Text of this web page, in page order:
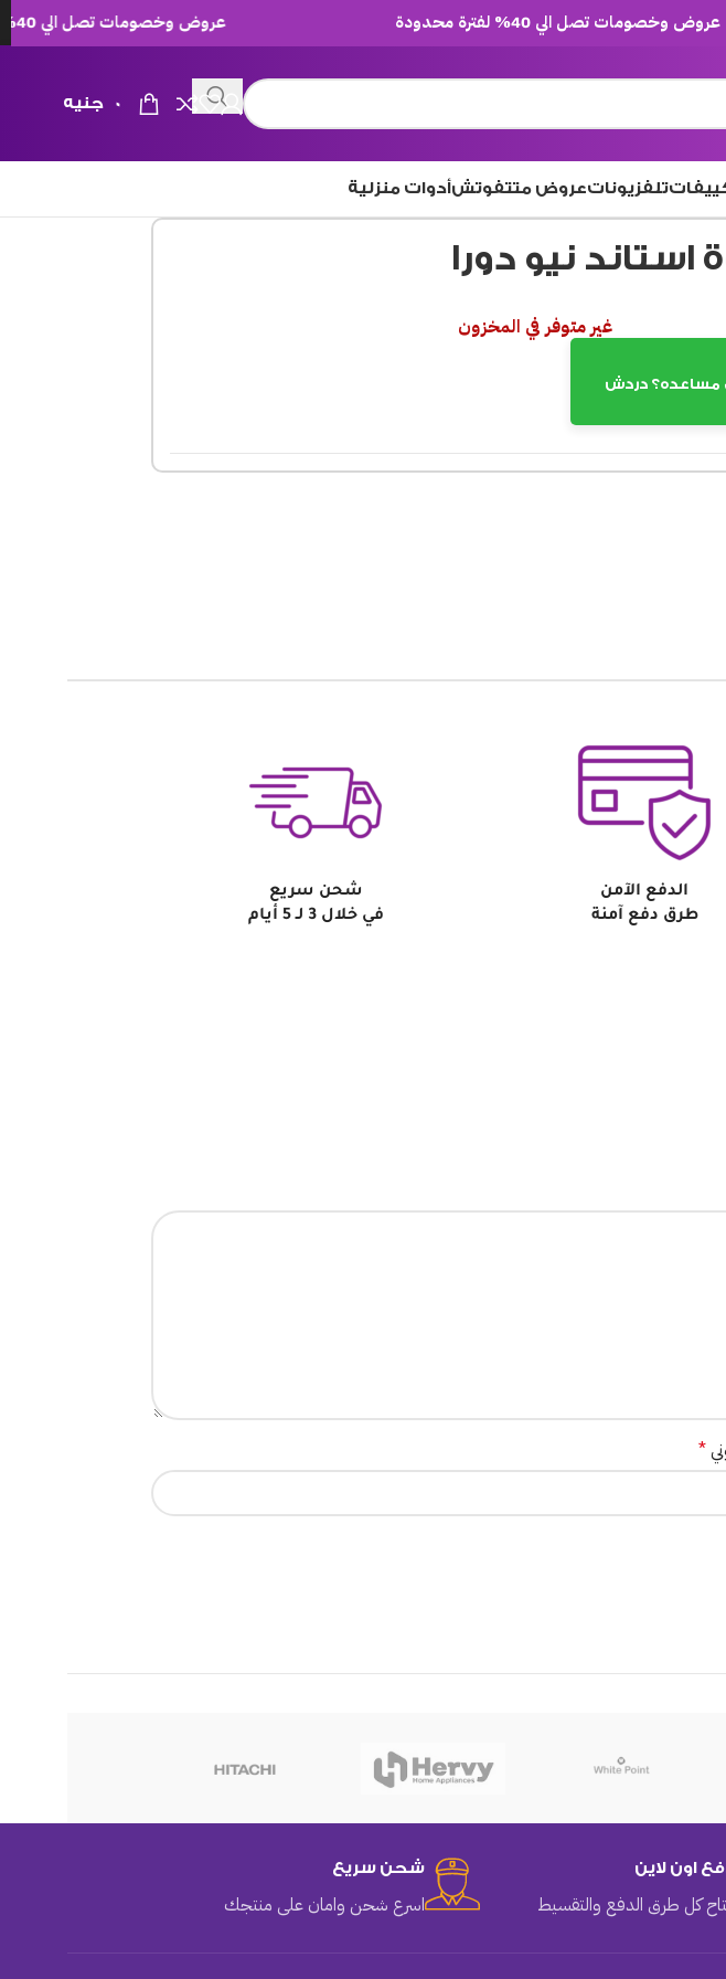
عروض وخصومات تصل الي 40% لفترة محدودة وخصومات تصل الي 40% لفترة محدودة
0 جنيه
تلفزيوناتعروض متتفوتشأدوات منزلية
نيو دورا
غير متوفر في المخزون
مساعده؟ دردش
الدفع الآمن
طرق دفع آمنة
شحن سريع
في خلال 3 لـ 5 أيام
*
اون لاين
كل طرق الدفع والتقسيط
شحن سريع
اسرع شحن وامان على منتجك